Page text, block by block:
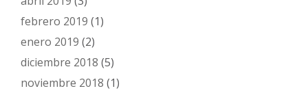
febrero 2019 (1)
enero 2019 (2)
diciembre 2018 (5)
noviembre 2018 (1)